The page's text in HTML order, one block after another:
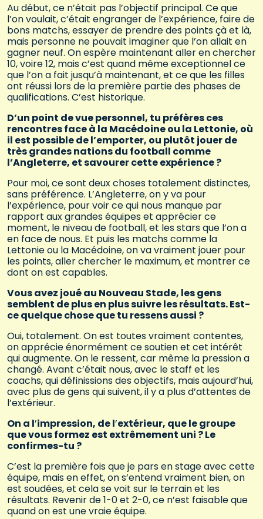
Au début, ce n’était pas l’objectif principal. Ce que
l’on voulait, c’était engranger de l’expérience, faire de
bons matchs, essayer de prendre des points çà et là,
mais personne ne pouvait imaginer que l’on allait en
gagner neuf. On espère maintenant aller en chercher
10, voire 12, mais c’est quand même exceptionnel ce
que l’on a fait jusqu’à maintenant, et ce que les filles
ont réussi lors de la première partie des phases de
qualifications. C’est historique.
D’un point de vue personnel, tu préfères ces
rencontres face à la Macédoine ou la Lettonie, où
il est possible de l’emporter, ou plutôt jouer de
très grandes nations du football comme
l’Angleterre, et savourer cette expérience ?
Pour moi, ce sont deux choses totalement distinctes,
sans préférence. L’Angleterre, on y va pour
l’expérience, pour voir ce qui nous manque par
rapport aux grandes équipes et apprécier ce
moment, le niveau de football, et les stars que l’on a
en face de nous. Et puis les matchs comme la
Lettonie ou la Macédoine, on va vraiment jouer pour
les points, aller chercher le maximum, et montrer ce
dont on est capables.
Vous avez joué au Nouveau Stade, les gens
semblent de plus en plus suivre les résultats. Est-
ce quelque chose que tu ressens aussi ?
Oui, totalement. On est toutes vraiment contentes,
on apprécie énormément ce soutien et cet intérêt
qui augmente. On le ressent, car même la pression a
changé. Avant c’était nous, avec le staff et les
coachs, qui définissions des objectifs, mais aujourd’hui,
avec plus de gens qui suivent, il y a plus d’attentes de
l’extérieur.
On a l’impression, de l’extérieur, que le groupe
que vous formez est extrêmement uni ? Le
confirmes-tu ?
C’est la première fois que je pars en stage avec cette
équipe, mais en effet, on s’entend vraiment bien, on
est soudées, et cela se voit sur le terrain et les
résultats. Revenir de 1-0 et 2-0, ce n’est faisable que
quand on est une vraie équipe.